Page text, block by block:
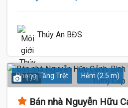
Thúy An BĐS
Phòng Tầng Trệt Hẻm (2.5 m)
1 / 1
Bán nhà Nguyễn Hữu